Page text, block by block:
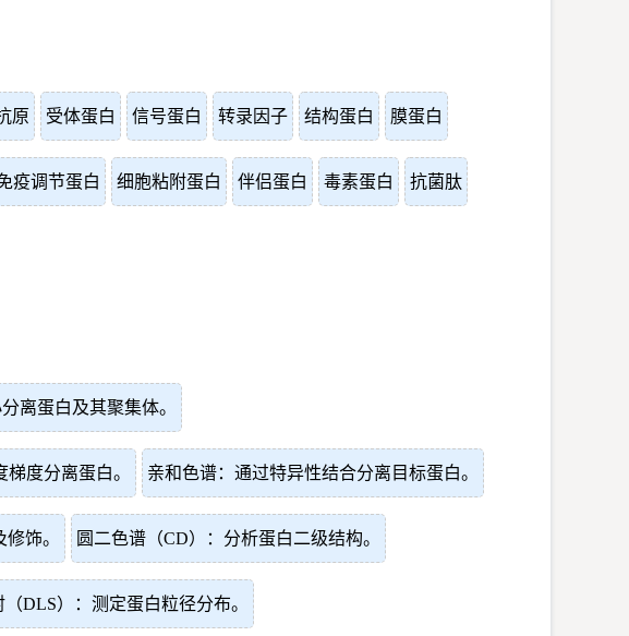
原 受体蛋白 信号蛋白 转录因子 结构蛋白 膜蛋白
疫调节蛋白 细胞粘附蛋白 伴侣蛋白 毒素蛋白 抗菌肽
离蛋白及其聚集体。
度分离蛋白。 亲和色谱：通过特异性结合分离目标蛋白。
饰。 圆二色谱（CD）：分析蛋白二级结构。
DLS）：测定蛋白粒径分布。